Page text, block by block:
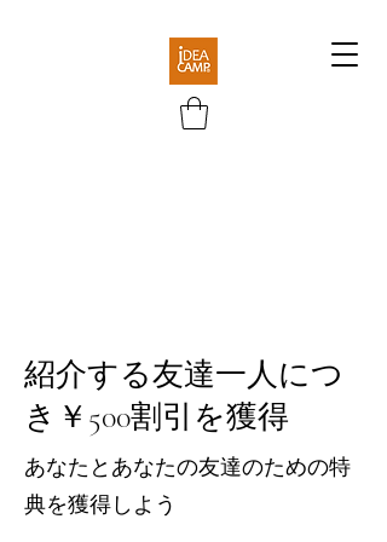
紹介する友達一人につ
き￥500割引を獲得
あなたとあなたの友達のための特
典を獲得しよう